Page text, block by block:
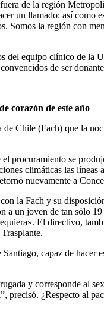
de la región
un llamado: así como
Somos la región con
del equipo clínico de la
de ser
corazón de este año
Chile (Fach) que la
procuramiento se
climáticas las
nuevamente a
la Fach y su
un joven de tan sólo
El directivo,
capaz de hacer
y corresponde al
¿Respecto al